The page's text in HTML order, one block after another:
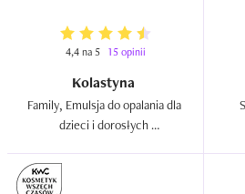
4,4 na 5 15 opinii
Kolastyna
Family, Emulsja do opalania dla
dzieci i dorosłych